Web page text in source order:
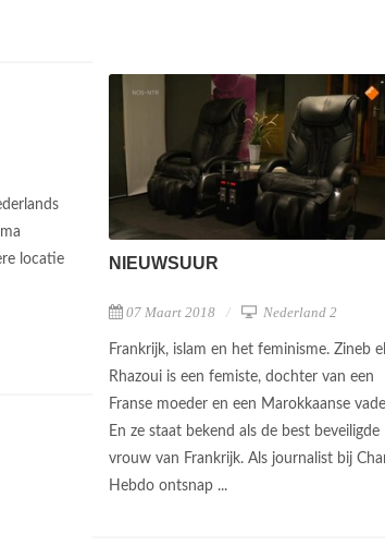
locatie
NIEUWSUUR
07 Maart 2018 Nederland 2
Frankrijk, islam en het feminisme. Zineb el
Rhazoui is een femiste, dochter van een
Franse moeder en een Marokkaanse
En ze staat bekend als de best beveiligde
vrouw van Frankrijk. Als journalist bij
Hebdo ontsnap ...